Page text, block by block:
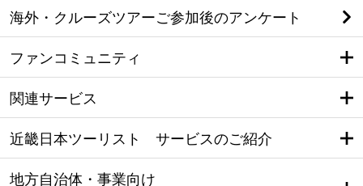
海外・クルーズツアーご参加後のアンケート
ファンコミュニティ
関連サービス
近畿日本ツーリスト サービスのご紹介
地方自治体・事業向け